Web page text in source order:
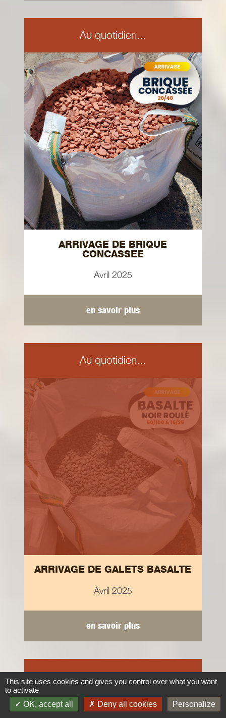
Au quotidien...
ARRIVAGE DE BRIQUE
CONCASSEE
Avril 2025
en savoir plus
Au quotidien...
ARRIVAGE DE GALETS BASALTE
Avril 2025
en savoir plus
Au quotidien...
This site uses cookies and gives you control over what you want
to activate
OK, accept all
Deny all cookies Personalize